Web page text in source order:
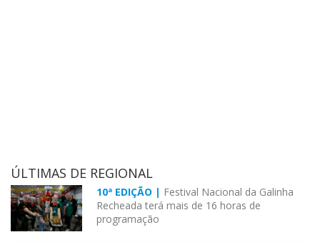
ÚLTIMAS DE REGIONAL
10ª EDIÇÃO | Festival Nacional da Galinha
Recheada terá mais de 16 horas de
programação